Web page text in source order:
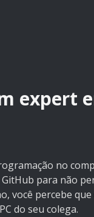
expert
no
para não
você percebe
do seu colega.